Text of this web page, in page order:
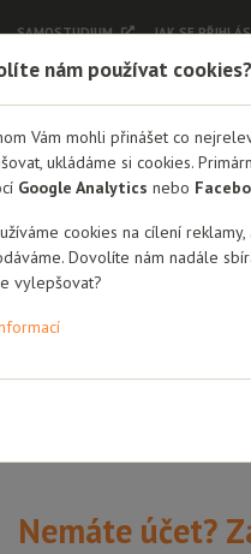
SAMOSTUDIUM JAK SE
Dobrá
Email
Nemáte účet?
nám používat cookies?
Vám mohli přinášet co
ukládáme si cookies.
Google Analytics nebo
cookies na cílení reklamy,
Dovolíte nám nadále
vylepšovat?